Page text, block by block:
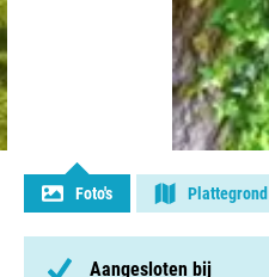
Foto's Plattegrond
Aangesloten bij